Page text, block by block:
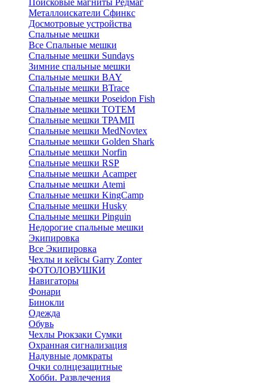
Поисковые магниты Редмаг
Металлоискатели Сфинкс
Досмотровые устройства
Спальные мешки
Все Спальные мешки
Спальные мешки Sundays
Зимние спальные мешки
Спальные мешки BAY
Спальные мешки BTrace
Спальные мешки Poseidon Fish
Спальные мешки ТОТЕМ
Спальные мешки ТРАМП
Cпальные мешки MedNovtex
Спальные мешки Golden Shark
Спальные мешки Norfin
Спальные мешки RSP
Спальные мешки Acamper
Спальные мешки Atemi
Спальные мешки KingCamp
Спальные мешки Husky
Спальные мешки Pinguin
Недорогие спальные мешки
Экипировка
Все Экипировка
Чехлы и кейсы Garry Zonter
ФОТОЛОВУШКИ
Навигаторы
Фонари
Бинокли
Одежда
Обувь
Чехлы Рюкзаки Сумки
Охранная сигнализация
Надувные домкраты
Очки солнцезащитные
Хобби. Развлечения